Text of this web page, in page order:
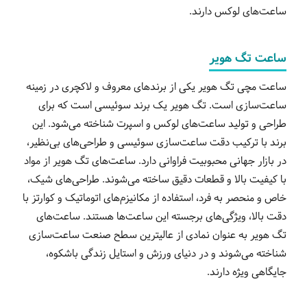
ساعت‌های لوکس دارند.
ساعت تگ هویر
ساعت مچی تگ هویر یکی از برندهای معروف و لاکچری در زمینه
ساعت‌سازی است. تگ هویر یک برند سوئیسی است که برای
طراحی و تولید ساعت‌های لوکس و اسپرت شناخته می‌شود. این
برند با ترکیب دقت ساعت‌سازی سوئیسی و طراحی‌های بی‌نظیر،
در بازار جهانی محبوبیت فراوانی دارد. ساعت‌های تگ هویر از مواد
با کیفیت بالا و قطعات دقیق ساخته می‌شوند. طراحی‌های شیک،
خاص و منحصر به فرد، استفاده از مکانیزم‌های اتوماتیک و کوارتز با
دقت بالا، ویژگی‌های برجسته این ساعت‌ها هستند. ساعت‌های
تگ هویر به عنوان نمادی از عالیترین سطح صنعت ساعت‌سازی
شناخته می‌شوند و در دنیای ورزش و استایل زندگی باشکوه،
جایگاهی ویژه دارند.